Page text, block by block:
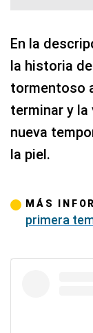
En la
la historia
tormentoso
terminar y
nueva
la piel.
MÁS
primera